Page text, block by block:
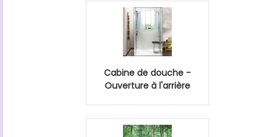
Cabine de douche -
Ouverture à l'arrière